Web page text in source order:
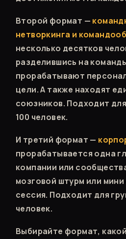
Второй формат —
нетворкинга и
несколько десятков
разделившись на
прорабатывают
цели. А также находят
союзников. Подходит
100 человек.
И третий формат —
прорабатывается одна
компании или
мозговой штурм или мини
сессия. Подходит для
человек.
Выбирайте формат,